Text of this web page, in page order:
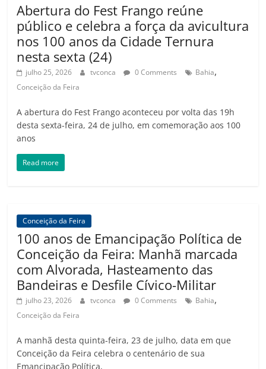
Abertura do Fest Frango reúne
público e celebra a força da avicultura
nos 100 anos da Cidade Ternura
nesta sexta (24)
julho 25, 2026 tvconca 0 Comments Bahia,
Conceição da Feira
A abertura do Fest Frango aconteceu por volta das 19h
desta sexta-feira, 24 de julho, em comemoração aos 100
anos
Read more
Conceição da Feira
100 anos de Emancipação Política de
Conceição da Feira: Manhã marcada
com Alvorada, Hasteamento das
Bandeiras e Desfile Cívico-Militar
julho 23, 2026 tvconca 0 Comments Bahia,
Conceição da Feira
A manhã desta quinta-feira, 23 de julho, data em que
Conceição da Feira celebra o centenário de sua
Emancipação Política,